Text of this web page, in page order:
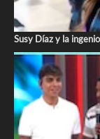
Susy Díaz y la